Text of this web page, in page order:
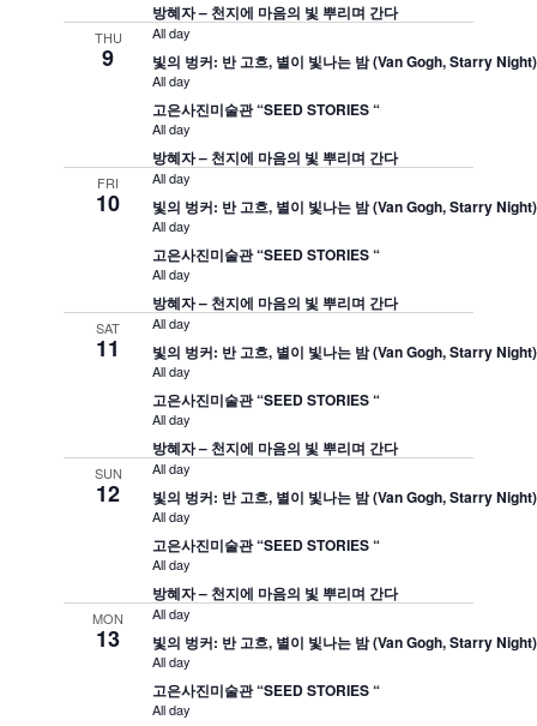
방혜자 – 천지에 마음의 빛 뿌리며 간다
THU
9
All day
빛의 벙커: 반 고흐, 별이 빛나는 밤 (Van Gogh, Starry Night)
All day
고은사진미술관 “SEED STORIES “
All day
방혜자 – 천지에 마음의 빛 뿌리며 간다
FRI
10
All day
빛의 벙커: 반 고흐, 별이 빛나는 밤 (Van Gogh, Starry Night)
All day
고은사진미술관 “SEED STORIES “
All day
방혜자 – 천지에 마음의 빛 뿌리며 간다
SAT
11
All day
빛의 벙커: 반 고흐, 별이 빛나는 밤 (Van Gogh, Starry Night)
All day
고은사진미술관 “SEED STORIES “
All day
방혜자 – 천지에 마음의 빛 뿌리며 간다
SUN
12
All day
빛의 벙커: 반 고흐, 별이 빛나는 밤 (Van Gogh, Starry Night)
All day
고은사진미술관 “SEED STORIES “
All day
방혜자 – 천지에 마음의 빛 뿌리며 간다
MON
13
All day
빛의 벙커: 반 고흐, 별이 빛나는 밤 (Van Gogh, Starry Night)
All day
고은사진미술관 “SEED STORIES “
All day